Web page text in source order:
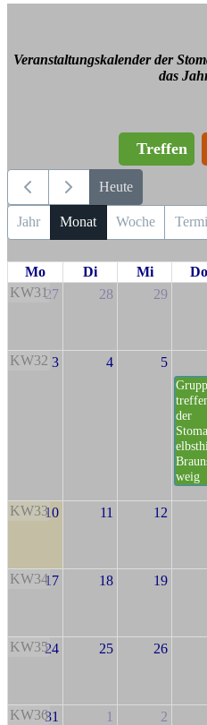
Veranstaltungskalender der
das
Treffen
Heute
Jahr Monat Woche
Mo Di Mi Do
KW3127 28 29
KW32 3 4 5
der
weig
KW3310 11 12
KW3417 18 19
KW3524 25 26
KW3631 1 2